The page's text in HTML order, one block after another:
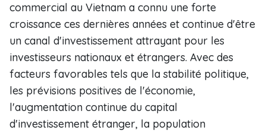
commercial au Vietnam a connu une forte
croissance ces dernières années et continue d'être
un canal d'investissement attrayant pour les
investisseurs nationaux et étrangers. Avec des
facteurs favorables tels que la stabilité politique,
les prévisions positives de l'économie,
l'augmentation continue du capital
d'investissement étranger, la population